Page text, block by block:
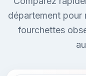
département pour
fourchettes